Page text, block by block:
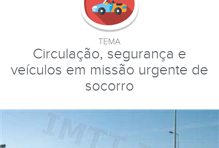
TEMA
Circulação, segurança e
veículos em missão urgente de
socorro